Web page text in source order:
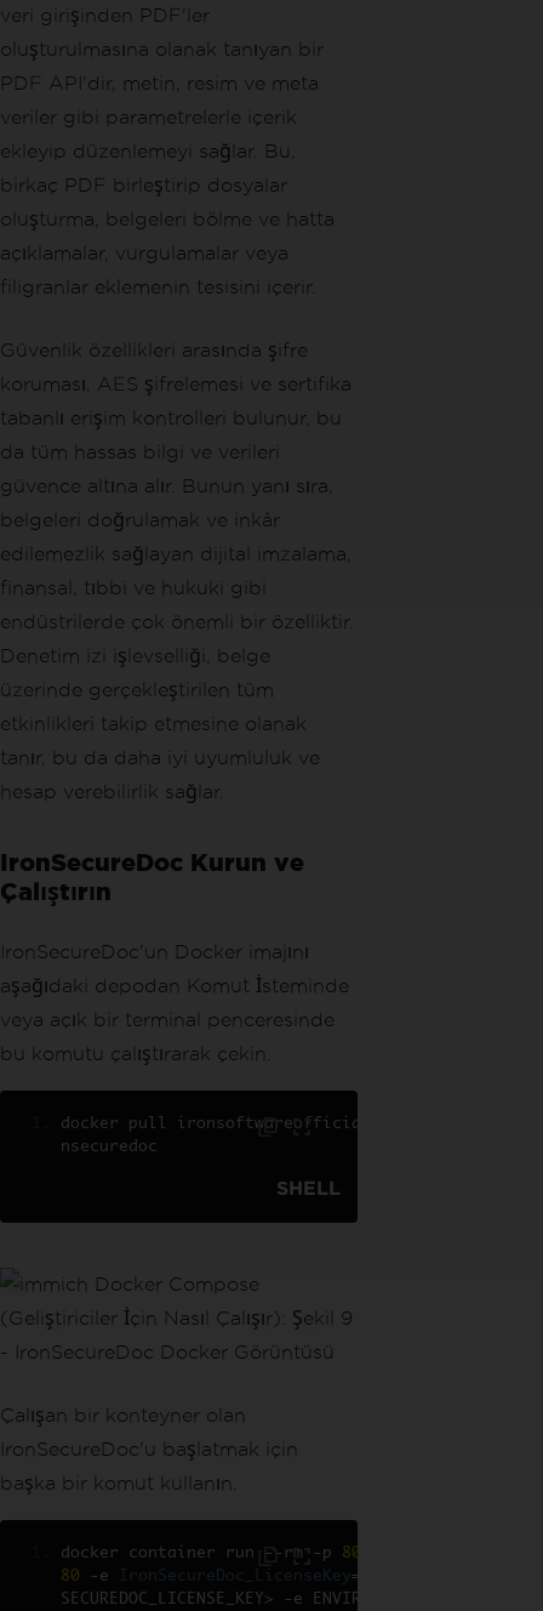
veri girişinden PDF'ler
oluşturulmasına olanak tanıyan bir
PDF API'dir, metin, resim ve meta
veriler gibi parametrelerle içerik
ekleyip düzenlemeyi sağlar. Bu,
birkaç PDF birleştirip dosyalar
oluşturma, belgeleri bölme ve hatta
açıklamalar, vurgulamalar veya
filigranlar eklemenin tesisini içerir.
Güvenlik özellikleri arasında şifre
koruması, AES şifrelemesi ve sertifika
tabanlı erişim kontrolleri bulunur, bu
da tüm hassas bilgi ve verileri
güvence altına alır. Bunun yanı sıra,
belgeleri doğrulamak ve inkâr
edilemezlik sağlayan dijital imzalama,
finansal, tıbbi ve hukuki gibi
endüstrilerde çok önemli bir özelliktir.
Denetim izi işlevselliği, belge
üzerinde gerçekleştirilen tüm
etkinlikleri takip etmesine olanak
tanır, bu da daha iyi uyumluluk ve
hesap verebilirlik sağlar.
IronSecureDoc Kurun ve
Çalıştırın
IronSecureDoc'un Docker imajını
aşağıdaki depodan Komut İsteminde
veya açık bir terminal penceresinde
bu komutu çalıştırarak çekin.
docker pull ironsoftwareofficial
nsecuredoc
SHELL
Çalışan bir konteyner olan
IronSecureDoc'u başlatmak için
başka bir komut kullanın.
docker container run -- rm - p 8080
80
- e IronSecureDoc_LicenseKey=<
SECUREDOC_LICENSE_KEY> - e ENVIRONMEN